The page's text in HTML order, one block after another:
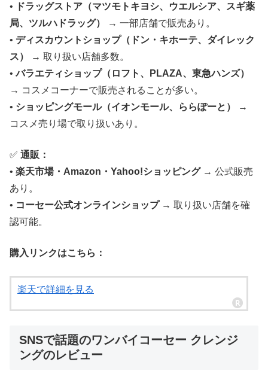
•
ドラッグストア（マツモトキヨシ、ウエルシア、スギ薬
局、ツルハドラッグ）
→ 一部店舗で販売あり。
• ディスカウントショップ（ドン・キホーテ、ダイレック
ス）
→ 取り扱い店舗多数。
•バラエティショップ（ロフト、PLAZA、東急ハンズ）
→ コスメコーナーで販売されることが多い。
• ショッピングモール（イオンモール、ららぽーと）
→
コスメ売り場で取り扱いあり。
✅ 通販：
• 楽天市場・Amazon・Yahoo!ショッピング→ 公式販売
あり。
• コーセー公式オンラインショップ→ 取り扱い店舗を確
認可能。
購入リンクはこちら：
楽天で詳細を見る
SNSで話題のワンバイコーセー クレンジ
ングのレビュー